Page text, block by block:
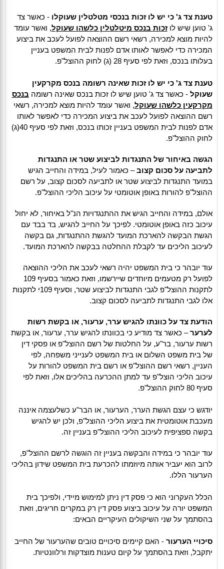
טענת צד ג' כי יש לו זכות בנכסי מטלטלין שעוקלו - כאשר צד
ג' טוען שיש לוזכות בנכס מיטלטלין כלשהו שעוקל, ואשר עומד
להיות מוצא למכירה, רשאי רשם ההוצאה לפועל לעכב את ביצוע
המכירה כדי לאפשר לאותו אדם לפנות לבית המשפט בעניין
בעלותו בנכס, וזאת לפי סעיף 28 (ג) לחוק ההוצל"פ.
טענת צד ג' כי יש לו זכות שאינה רשומה בנכס מקרקעין
שעוקל - כאשר צד ג' טוען שיש לו זכות בנכס שאינה רשומה בנכס
מקרקעין כלשהו שעוקל, ואשר עומד להיות מוצא למכירה, רשאי
רשם ההוצאה לפועל לעכב את ביצוע המכירה כדי לאפשר לאותו
אדם לפנות לבית המשפט בעניין זכותו בנכס, וזאת לפי סעיף 40(ג)
לחוק ההוצל"פ.
הגשה באיחור של התנגדות לביצוע שטר או התנגדות
לתביעה על סכום קצוב– כאמור לעיל, במידה והחייב הגיש
במועד התנגדות לביצוע שטר או לתביעה לסכום קצוב, על רשם
ההוצל"פ להורות באופן אוטומטי על עיכוב הליכי ההוצל"פ.
אולם, במידה והחייב הגיש את ההתנגדויות הנ"ל באיחור, לא יחול
עיכוב כזה באופן אוטומטי. לפיכך על החייב להגיש, בד בבד עם
הגשת הבקשה להארכת המועד להגשת ההתנגדות, גם בקשה
לעיכוב הליכים עד לקבלת ההחלטה בבקשה להארכת המועד.
עוד יובהר כי בית המשפט יהיה רשאי לעכב את הליכי ההוצאה
לפועל רק מטעמים מיוחדים שיירשמו, וזאת כאמור בסעיף 109
לתקנות ההוצל"פ לגבי התנגדות לביצוע שטר, וסעיף 109י לתקנות
אלו לגבי התנגדות לתביעה לסכום קצוב.
הודעת צד על כוונתו להגיש ערר, ערעור, או בקשת רשות
לערער– כאשר צד מודיע כי בכוונתו להגיש ערר, ערעור, או בקשת
רשות ערעור, בר"ע, על החלטות של רשם ההוצל"פ או פסקי דין
של בית משפט השלום או בית המשפט לענייני משפחה, לפי
העניין, רשאי רשם ההוצל"פ או רשם בית המשפט להורות על
עיכוב הליכי הוצל"פ עד למתן ההכרעה בהליכים אלו, וזאת לפי
סעיף 80 לחוק ההוצל"פ.
יודגש כי עצם הגשת הערר, הערעור, או הבר"ע כשלעצמה איננה
מעכבת אוטומטית את ביצוע הליכי ההוצל"פ, ולכן יש להגיש
בקשה ספציפית לעיכוב הליכי ההוצל"פ בעניין זה.
עוד יובהר כי במידה והבקשה בעניין זה הוגשה לרשם ההוצל"פ,
לרוב הוא יעביר אותה מיוזמתו להכרעת בית המשפט שידון בהליכי
הערעור הללו.
הכלל העקרוני הוא כי פסק דין ניתן למימוש מיידי, ולפיכך בית
המשפט יורה על עיכוב ביצוע פסק דין רק במקרים חריגים, וזאת
בהסתמך על שני השיקולים העיקריים הבאים:
סיכויי הערעור - האם קיימים סיכויים טובים שהערעור של החייב
יתקבל, וזאת בהסתמך על קיום טענות מוצדקות ורלוונטיות.